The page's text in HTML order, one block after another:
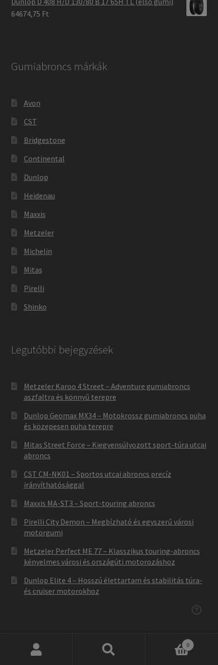
64674,75 Ft
Gumiabroncs márkák
Avon
CST
Bridgestone
Continental
Dunlop
Heidenau
Maxxis
Metzeler
Michelin
Mitas
Pirelli
Shinko
Legutóbbi bejegyzések
Metzeler Karoo 4 Street – Adventure gumiabroncs
aszfaltra és könnyű terepre
Dunlop Geomax MX34 – Motokrossz gumiabroncs puha
és közepesen puha terepre
Mitas Street Force – Kiegyensúlyozott sport-túra utcai
abroncs
CST CM-NK01 – Sportos utcai abroncs precíz
irányíthatósággal
Maxxis MA-ST3 – Sport-touring abroncs
Pirelli City Demon – Megbízható és egyszerű városi
motorgumi
Metzeler Perfect ME 77 – Klasszikus touring-abroncs
kényelmes városi és országúti motorozáshoz
Dunlop Elite 4 – Hosszú élettartam és stabilitás túra-
és cruiser motorokhoz
Keresés
0